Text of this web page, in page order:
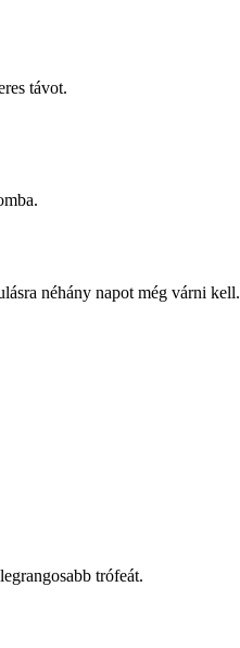
távot.
néhány napot még várni kell.
trófeát.